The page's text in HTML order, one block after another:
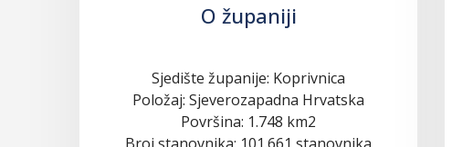
O županiji
Sjedište županije: Koprivnica
Položaj: Sjeverozapadna Hrvatska
Površina: 1.748 km2
Broj stanovnika: 101.661 stanovnika